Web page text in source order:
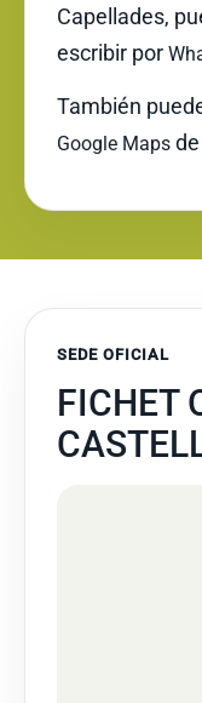
Capellades,
escribir por
También
Google Maps
SEDE OFICIAL
FICHET